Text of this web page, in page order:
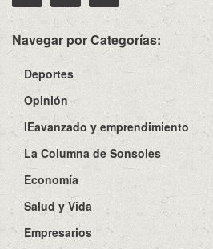
Navegar por Categorías:
Deportes
Opinión
IEavanzado y emprendimiento
La Columna de Sonsoles
Economía
Salud y Vida
Empresarios